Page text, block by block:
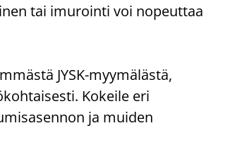
tai imurointi voi nopeuttaa
JYSK-myymälästä,
Kokeile eri
ja muiden